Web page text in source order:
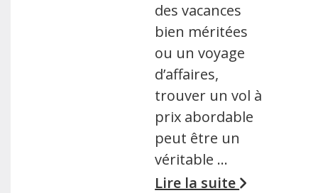
des vacances
bien méritées
ou un voyage
d’affaires,
trouver un vol à
prix abordable
peut être un
véritable …
Lire la suite